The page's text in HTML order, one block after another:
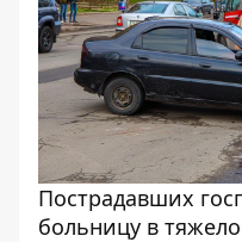
Пострадавших
больницу в